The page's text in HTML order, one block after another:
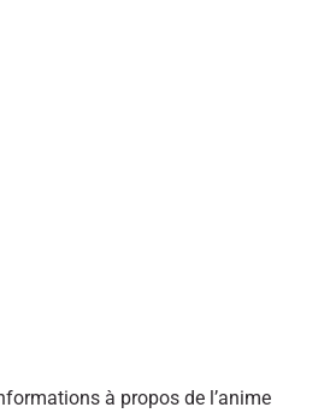
à propos de l’anime